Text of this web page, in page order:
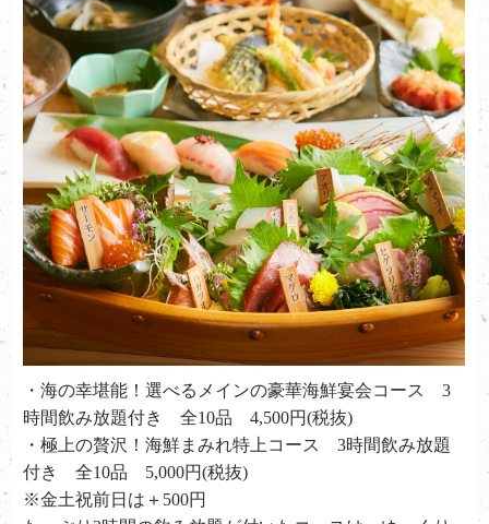
・海の幸堪能！選べるメインの豪華海鮮宴会コース 3
時間飲み放題付き 全10品 4,500円(税抜)
・極上の贅沢！海鮮まみれ特上コース 3時間飲み放題
付き 全10品 5,000円(税抜)
※金土祝前日は＋500円